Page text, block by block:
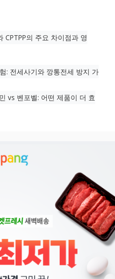
CPTPP의 주요 차이점과 영
: 전세사기와 깡통전세 방지 가
vs 벤포벨: 어떤 제품이 더 효